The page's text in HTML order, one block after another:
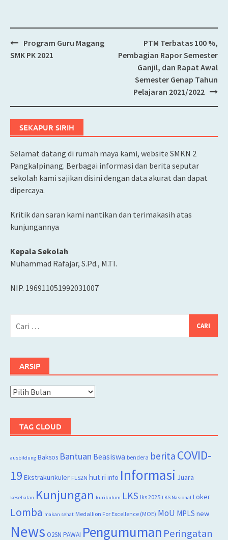
Post
Program Guru Magang
SMK PK 2021
PTM Terbatas 100 %,
Pembagian Rapor Semester
Ganjil, dan Rapat Awal
Semester Genap Tahun
Pelajaran 2021/2022
SEKAPUR SIRIH
Selamat datang di rumah maya kami, website SMKN 2
Pangkalpinang. Berbagai informasi dan berita seputar
sekolah kami sajikan disini dengan data akurat dan dapat
dipercaya.
Kritik dan saran kami nantikan dan terimakasih atas
kunjungannya
Kepala Sekolah
Muhammad Rafajar, S.Pd., M.TI.
NIP. 196911051992031007
ARSIP
Arsip
TAG CLOUD
ausbildung Baksos Bantuan Beasiswa bendera berita COVID-
19 Ekstrakurikuler FLS2N hut ri info Informasi Juara
kesehatan Kunjungan kurikulum LKS lks 2025 LKS Nasional Loker
Lomba makan sehat Medallion For Excellence (MOE) MoU MPLS new
News O2SN PAWAI Pengumuman Peringatan